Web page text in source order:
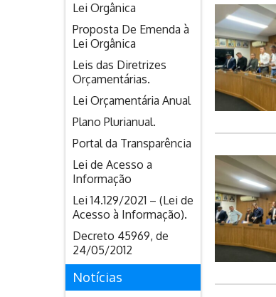
Lei Orgânica
Proposta De Emenda à
Lei Orgânica
Leis das Diretrizes
Orçamentárias.
Lei Orçamentária Anual
Plano Plurianual.
Portal da Transparência
Lei de Acesso a
Informação
Lei 14.129/2021 – (Lei de
Acesso à Informação).
Decreto 45969, de
24/05/2012
Notícias